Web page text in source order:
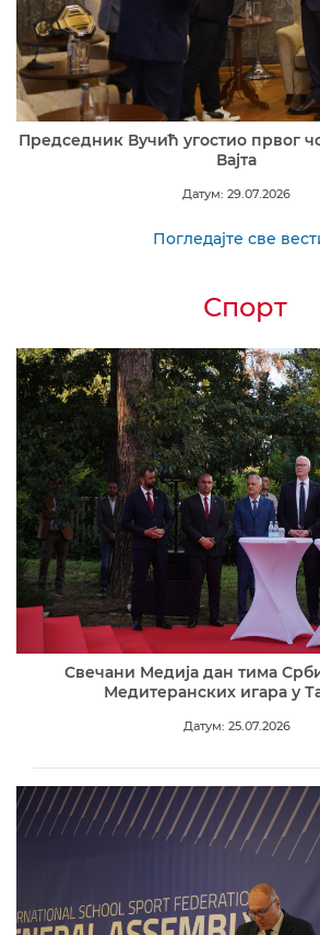
Председник Вучић угостио првог
Вајта
Датум: 29.07.2026
Погледајте све
Спорт
Свечани Медија дан тима
Медитеранских игара у
Датум: 25.07.2026